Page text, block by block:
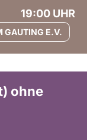
19:00 UHR
GAUTING E.V.
ohne